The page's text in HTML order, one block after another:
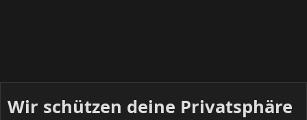
Wir schützen deine Privatsphäre